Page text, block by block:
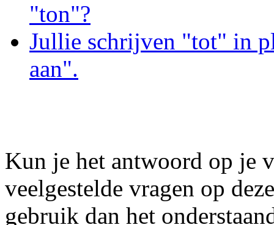
"ton"?
Jullie schrijven "tot" in
aan".
Kun je het antwoord op je
veelgestelde vragen op
gebruik dan het